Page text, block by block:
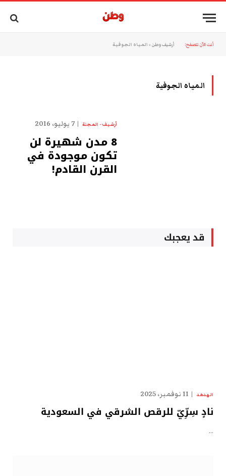
أنت الآن تتصفح: أرشيف وطن » المياه الجوفية
المياه الجوفية
أرشيف - المجلة 7 يوليو، 2016
8 مدن شهيرة لن
تكون موجودة في
القرن القادم!
قد يعجبك
الهدهد 11 نوفمبر، 2025
نادٍ سِرِّيّ للرقص الشرقي في السعودية
…